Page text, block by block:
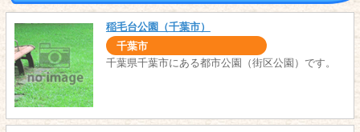
稲毛台公園（千葉市）
千葉市
千葉県千葉市にある都市公園（街区公園）です。